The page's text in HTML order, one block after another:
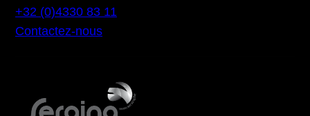
+32 (0)4330 83 11
Contactez-nous